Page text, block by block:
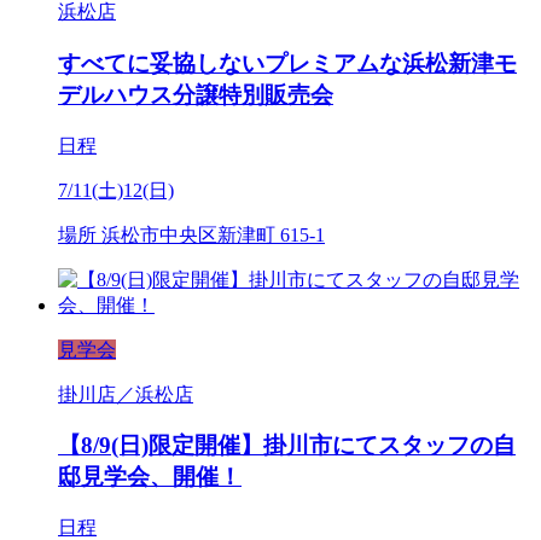
浜松店
すべてに妥協しないプレミアムな浜松新津モ
デルハウス分譲特別販売会
日程
7/11(土)12(日)
場所 浜松市中央区新津町 615-1
見学会
掛川店／浜松店
【8/9(日)限定開催】掛川市にてスタッフの自
邸見学会、開催！
日程